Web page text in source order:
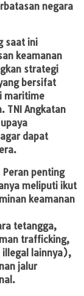
negara
saat ini
keamanan
strategi
bersifat
maritime
TNI Angkatan
dapat
Peran penting
meliputi ikut
keamanan
tetangga,
trafficking,
illegal lainnya),
jalur